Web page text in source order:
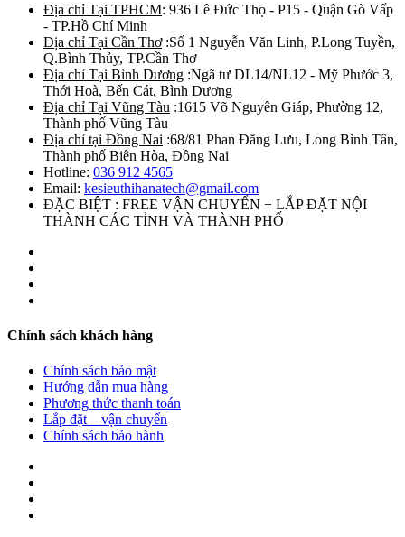
Địa chỉ Tại TPHCM: 936 Lê Đức Thọ - P15 - Quận Gò Vấp
- TP.Hồ Chí Minh
Địa chỉ Tại Cần Thơ:Số 1 Nguyễn Văn Linh, P.Long Tuyền,
Q.Bình Thủy, TP.Cần Thơ
Địa chỉ Tại Bình Dương :Ngã tư DL14/NL12 - Mỹ Phước 3,
Thới Hoà, Bến Cát, Bình Dương
Địa chỉ Tại Vũng Tàu :1615 Võ Nguyên Giáp, Phường 12,
Thành phố Vũng Tàu
Địa chỉ tại Đồng Nai :68/81 Phan Đăng Lưu, Long Bình Tân,
Thành phố Biên Hòa, Đồng Nai
Hotline: 036 912 4565
Email: kesieuthihanatech@gmail.com
ĐẶC BIỆT : FREE VẬN CHUYỂN + LẮP ĐẶT NỘI
THÀNH CÁC TỈNH VÀ THÀNH PHỐ
Chính sách khách hàng
Chính sách bảo mật
Hướng dẫn mua hàng
Phương thức thanh toán
Lắp đặt – vận chuyển
Chính sách bảo hành